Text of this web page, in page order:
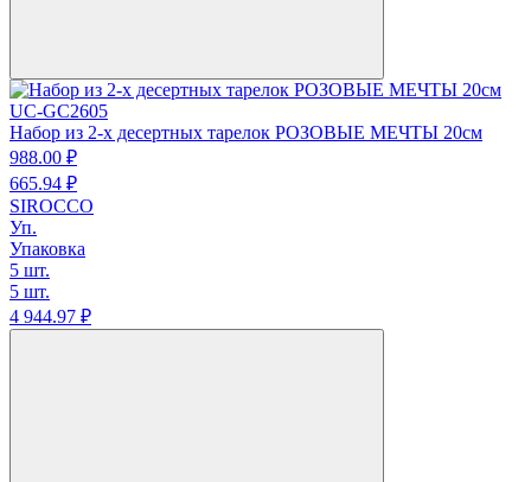
UC-GC2605
Набор из 2-х десертных тарелок РОЗОВЫЕ МЕЧТЫ 20см
988.00 ₽
665.94 ₽
SIROCCO
Уп.
Упаковка
5 шт.
5 шт.
4 944.97 ₽